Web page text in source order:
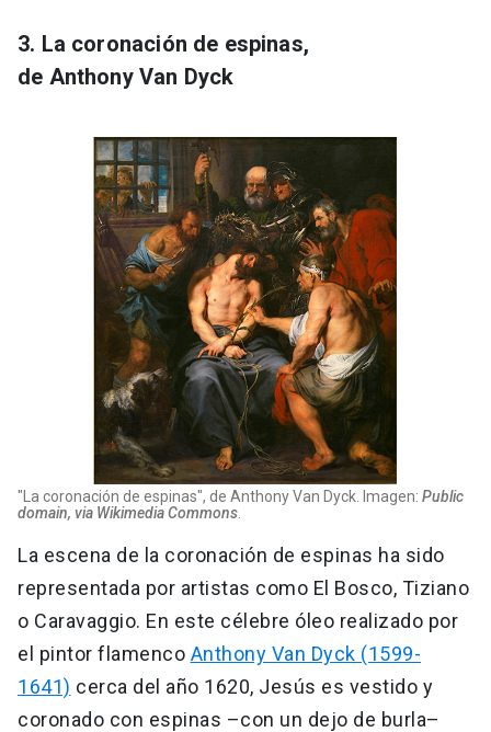
3. La coronación de espinas,
de Anthony Van Dyck
"La coronación de espinas", de Anthony Van Dyck. Imagen: Public
domain, via Wikimedia Commons
La escena de la coronación de espinas ha sido
representada por artistas como El Bosco, Tiziano
o Caravaggio. En este célebre óleo realizado por
el pintor flamenco Anthony Van Dyck (1599-
1641) cerca del año 1620, Jesús es vestido y
coronado con espinas –con un dejo de burla–